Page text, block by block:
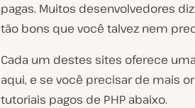
pagas. Muitos desenvolvedores
tão bons que você talvez nem
Cada um destes sites oferece
aqui, e se você precisar de mais
tutoriais pagos de PHP abaixo.